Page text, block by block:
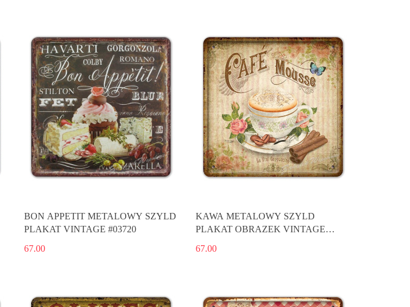
BON APPETIT METALOWY SZYLD
PLAKAT VINTAGE #03720
67.00
KAWA METALOWY SZYLD
PLAKAT OBRAZEK VINTAGE
67.00